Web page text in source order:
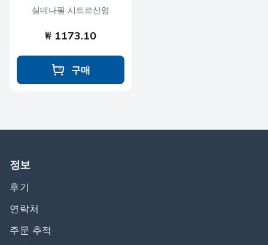
실데나필 시트르산염
₩ 1173.10
구매
정보
후기
연락처
주문 추적